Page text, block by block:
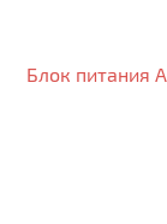
Блок питания